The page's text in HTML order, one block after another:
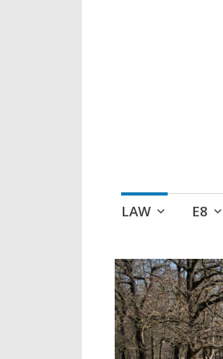
Naar
springen
LAW E8